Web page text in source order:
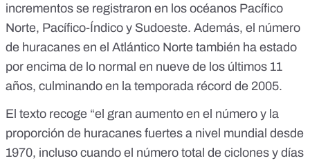
incrementos se registraron en los océanos Pacífico
Norte, Pacífico-Índico y Sudoeste. Además, el número
de huracanes en el Atlántico Norte también ha estado
por encima de lo normal en nueve de los últimos 11
años, culminando en la temporada récord de 2005.
El texto recoge “el gran aumento en el número y la
proporción de huracanes fuertes a nivel mundial desde
1970, incluso cuando el número total de ciclones y días